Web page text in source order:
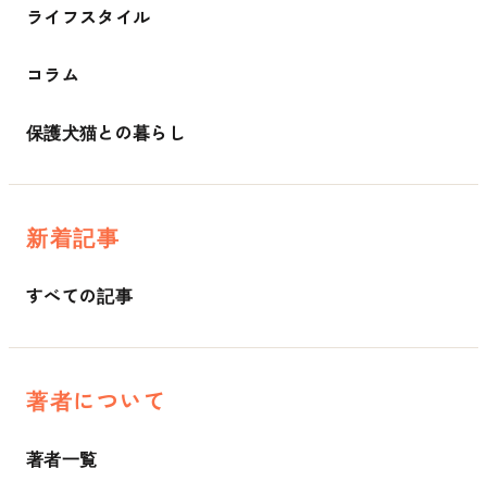
ライフスタイル
コラム
保護犬猫との暮らし
新着記事
すべての記事
著者について
著者一覧